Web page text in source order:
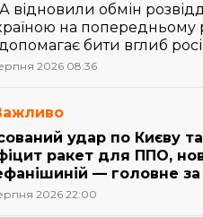
відновили обмін
на попередньому
бити вглиб
2026 08:36
удар по Києву та
ракет для ППО,
— головне
2026 22:00